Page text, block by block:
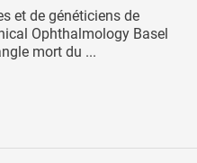
et de généticiens de
Ophthalmology Basel
mort du ...